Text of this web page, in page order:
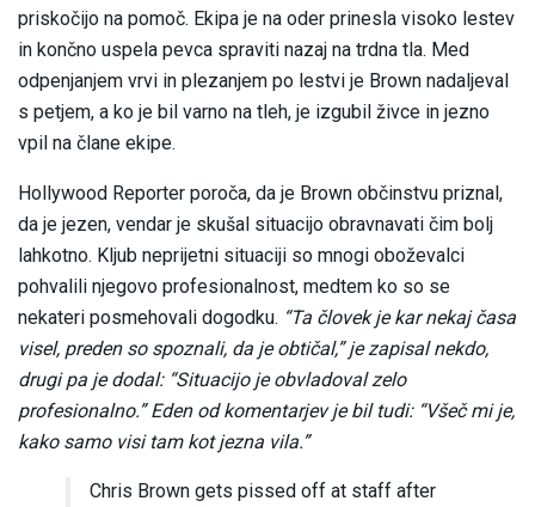
priskočijo na pomoč. Ekipa je na oder prinesla visoko lestev
in končno uspela pevca spraviti nazaj na trdna tla. Med
odpenjanjem vrvi in plezanjem po lestvi je Brown nadaljeval
s petjem, a ko je bil varno na tleh, je izgubil živce in jezno
vpil na člane ekipe.
Hollywood Reporter poroča, da je Brown občinstvu priznal,
da je jezen, vendar je skušal situacijo obravnavati čim bolj
lahkotno. Kljub neprijetni situaciji so mnogi oboževalci
pohvalili njegovo profesionalnost, medtem ko so se
nekateri posmehovali dogodku. “Ta človek je kar nekaj časa
visel, preden so spoznali, da je obtičal,” je zapisal nekdo,
drugi pa je dodal: “Situacijo je obvladoval zelo
profesionalno.” Eden od komentarjev je bil tudi: “Všeč mi je,
kako samo visi tam kot jezna vila.”
Chris Brown gets pissed off at staff after